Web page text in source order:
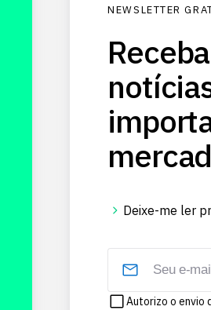
NEWSLETTER
Deixe-me ler
Autorizo o envio